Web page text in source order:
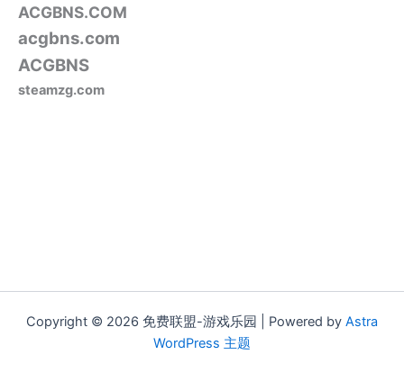
ACGBNS.COM
acgbns.com
ACGBNS
steamzg.com
Copyright © 2026 免费联盟-游戏乐园 | Powered by Astra
WordPress 主题